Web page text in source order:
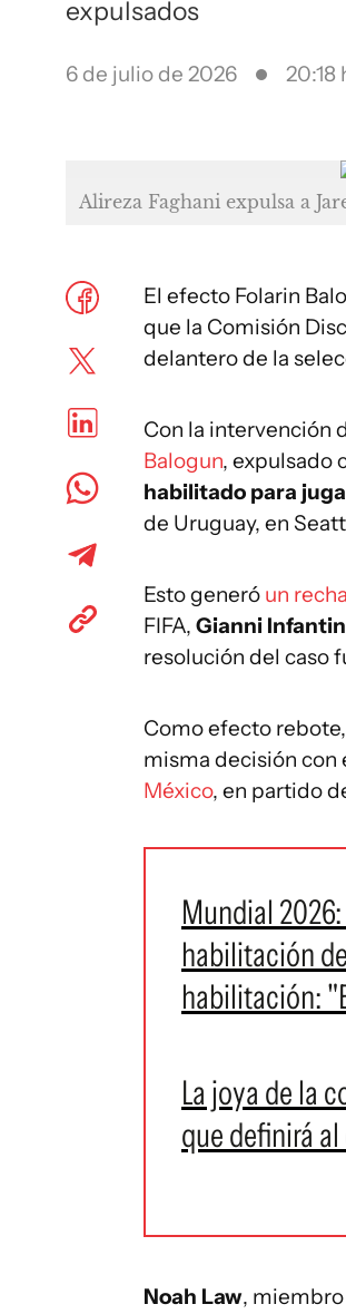
expulsados
6 de julio de 2026 20:18
Alireza Faghani expulsa a
El efecto Folarin
que la Comisión
delantero de la
Con la intervención
Balogun, expulsado
habilitado para
de Uruguay, en
Esto generó un
FIFA, Gianni
resolución del caso
Como efecto
misma decisión con
México, en partido
Mundial
habilitación
habilitación:
La joya de la
que definirá
Noah Law,